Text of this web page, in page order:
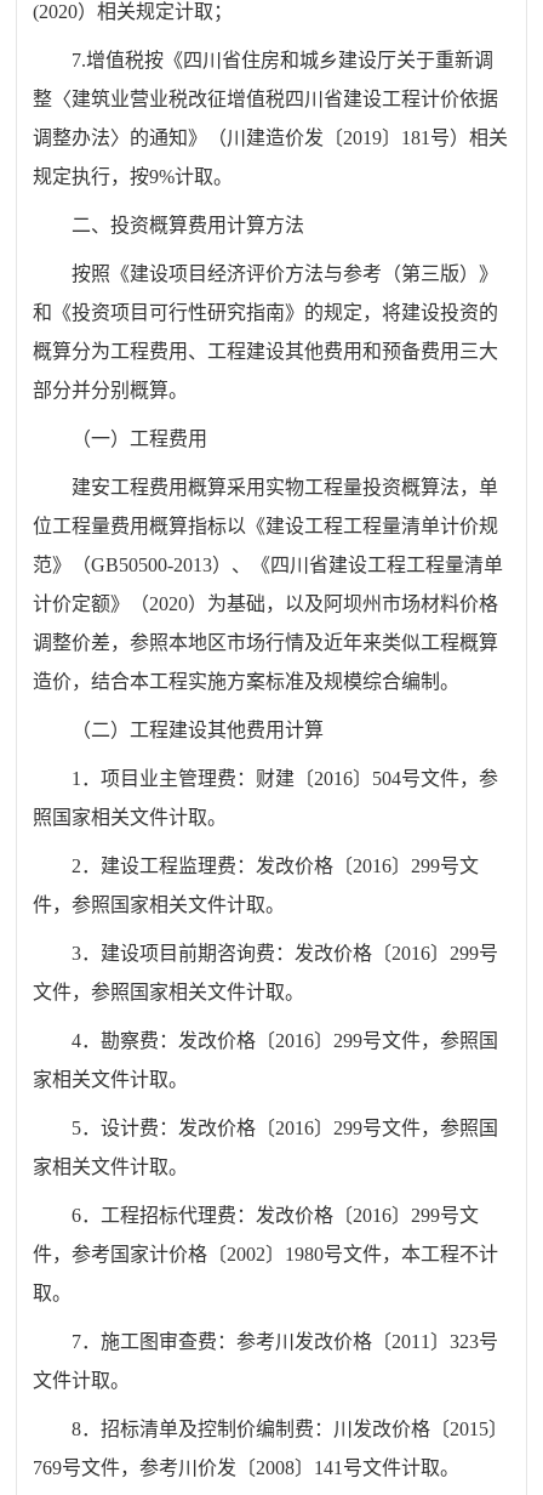
(2020）相关规定计取；
7.增值税按《四川省住房和城乡建设厅关于重新调
整〈建筑业营业税改征增值税四川省建设工程计价依据
调整办法〉的通知》（川建造价发〔2019〕181号）相关
规定执行，按9%计取。
二、投资概算费用计算方法
按照《建设项目经济评价方法与参考（第三版）》
和《投资项目可行性研究指南》的规定，将建设投资的
概算分为工程费用、工程建设其他费用和预备费用三大
部分并分别概算。
（一）工程费用
建安工程费用概算采用实物工程量投资概算法，单
位工程量费用概算指标以《建设工程工程量清单计价规
范》（GB50500-2013）、《四川省建设工程工程量清单
计价定额》（2020）为基础，以及阿坝州市场材料价格
调整价差，参照本地区市场行情及近年来类似工程概算
造价，结合本工程实施方案标准及规模综合编制。
（二）工程建设其他费用计算
1．项目业主管理费：财建〔2016〕504号文件，参
照国家相关文件计取。
2．建设工程监理费：发改价格〔2016〕299号文
件，参照国家相关文件计取。
3．建设项目前期咨询费：发改价格〔2016〕299号
文件，参照国家相关文件计取。
4．勘察费：发改价格〔2016〕299号文件，参照国
家相关文件计取。
5．设计费：发改价格〔2016〕299号文件，参照国
家相关文件计取。
6．工程招标代理费：发改价格〔2016〕299号文
件，参考国家计价格〔2002〕1980号文件，本工程不计
取。
7．施工图审查费：参考川发改价格〔2011〕323号
文件计取。
8．招标清单及控制价编制费：川发改价格〔2015〕
769号文件，参考川价发〔2008〕141号文件计取。